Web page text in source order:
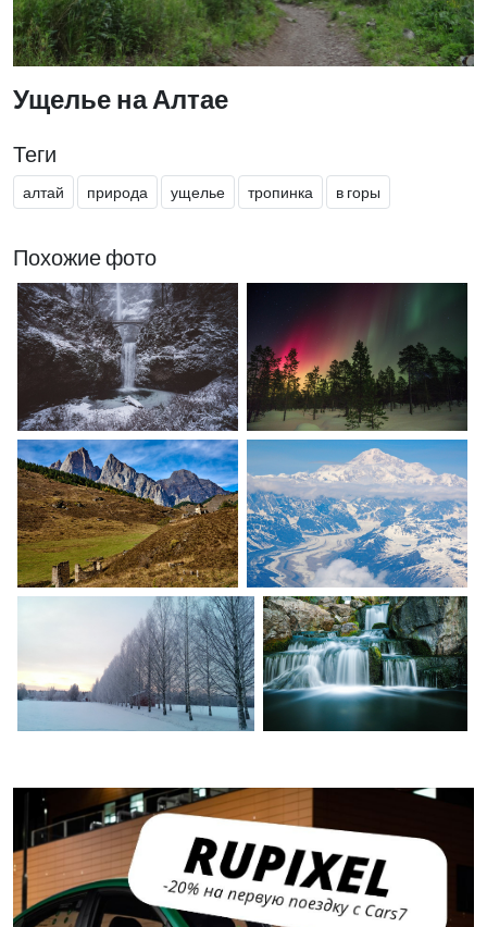
Ущелье на Алтае
Теги
алтай природа ущелье тропинка в горы
Похожие фото